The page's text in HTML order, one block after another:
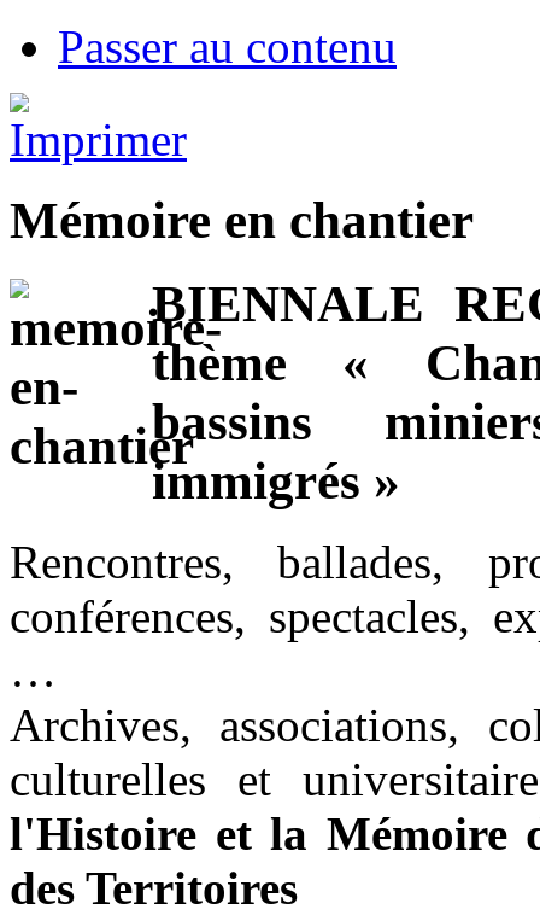
Passer au contenu
Mémoire en chantier
BIENNALE
thème «
bassins
immigrés »
Rencontres, ballades,
conférences, spectacles,
…
Archives, associations,
culturelles et
l'Histoire et la Mémoire
des Territoires